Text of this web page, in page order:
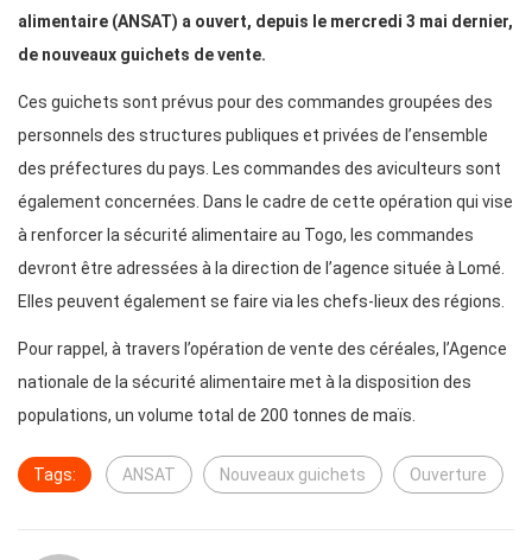
alimentaire (ANSAT) a ouvert, depuis le mercredi 3 mai dernier,
de nouveaux guichets de vente.
Ces guichets sont prévus pour des commandes groupées des
personnels des structures publiques et privées de l’ensemble
des préfectures du pays. Les commandes des aviculteurs sont
également concernées. Dans le cadre de cette opération qui vise
à renforcer la sécurité alimentaire au Togo, les commandes
devront être adressées à la direction de l’agence située à Lomé.
Elles peuvent également se faire via les chefs-lieux des régions.
Pour rappel, à travers l’opération de vente des céréales, l’Agence
nationale de la sécurité alimentaire met à la disposition des
populations, un volume total de 200 tonnes de maïs.
Tags: ANSAT Nouveaux guichets Ouverture